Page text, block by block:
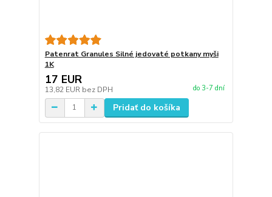
Patenrat Granules Silné jedovaté potkany myši
1K
17 EUR
13,82 EUR bez DPH do 3-7 dní
Pridať do košíka